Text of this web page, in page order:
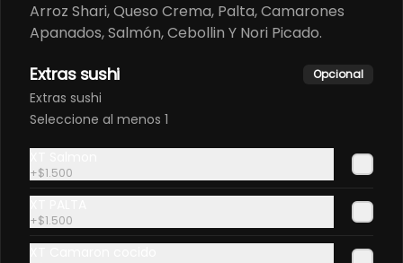
Canada Dry 1,5
Lts
$3.800
Giftcards
El regalo perfecto para disfrutar de nuestra experiencia
Arroz Shari, Queso Crema, Palta, Camarones
Apanados, Salmón, Cebollin Y Nori Picado.
Extras sushi Opcional
Extras sushi
Seleccione al menos 1
+$1.500
+$1.500